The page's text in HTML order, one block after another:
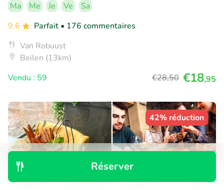
Réserver
Ma Me Je Ve
Sa
9.6
Parfait • 176 commentaires
Van Robuust
Beilen (13km)
Vendu : 59
€28,50 €18,95
42% réduction